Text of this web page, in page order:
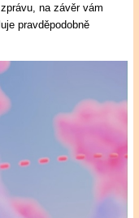
na závěr vám
pravděpodobně